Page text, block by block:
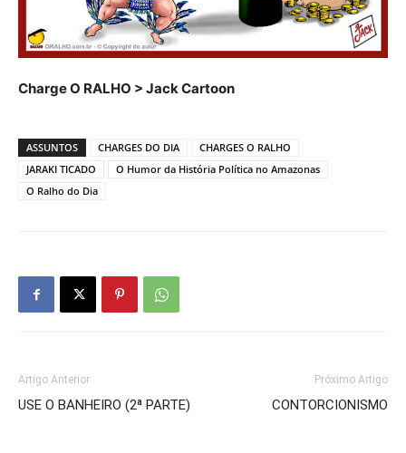
Charge O RALHO > Jack Cartoon
ASSUNTOS CHARGES DO DIA
CHARGES O RALHO
JARAKI TICADO
O Humor da História Política no Amazonas
O Ralho do Dia
Artigo Anterior
USE O BANHEIRO (2ª PARTE)
Próximo Artigo
CONTORCIONISMO